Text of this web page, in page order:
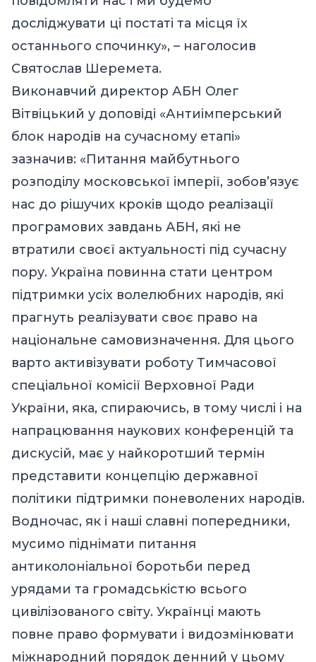
досліджувати ці постаті та місця їх
останнього спочинку», – наголосив
Святослав Шеремета.
Виконавчий директор АБН Олег
Вітвіцький у доповіді «Антиімперський
блок народів на сучасному етапі»
зазначив: «Питання майбутнього
розподілу московської імперії, зобов’язує
нас до рішучих кроків щодо реалізації
програмових завдань АБН, які не
втратили своєї актуальності під сучасну
пору. Україна повинна стати центром
підтримки усіх волелюбних народів, які
прагнуть реалізувати своє право на
національне самовизначення. Для цього
варто активізувати роботу Тимчасової
спеціальної комісії Верховної Ради
України, яка, спираючись, в тому числі і на
напрацювання наукових конференцій та
дискусій, має у найкоротший термін
представити концепцію державної
політики підтримки поневолених народів.
Водночас, як і наші славні попередники,
мусимо піднімати питання
антиколоніальної боротьби перед
урядами та громадськістю всього
цивілізованого світу. Українці мають
повне право формувати і видозмінювати
міжнародний порядок денний у цьому